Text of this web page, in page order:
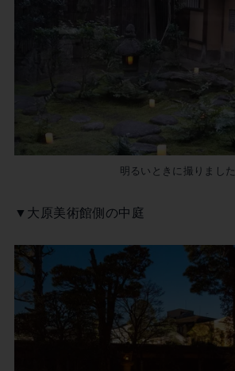
明るいときに撮りました
▼大原美術館側の中庭